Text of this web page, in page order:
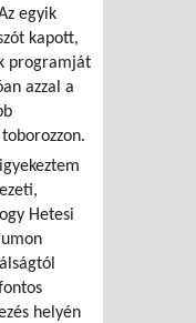
egyik
kapott,
programját
azzal a
Hetesi
helyén